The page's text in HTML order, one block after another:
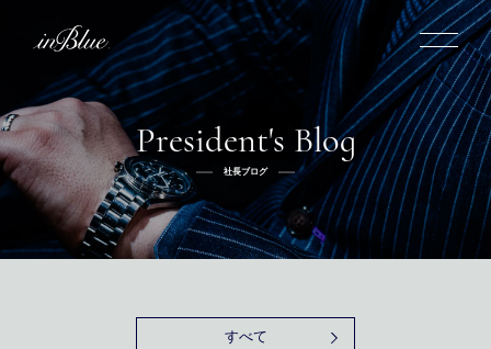
inBlueについて
inBlueの強み ヒストリー
こだわり
オーダー方法
ふるさと納税 デニムシャツ
お手入れ
President's Blog
社長ブログ
すべて